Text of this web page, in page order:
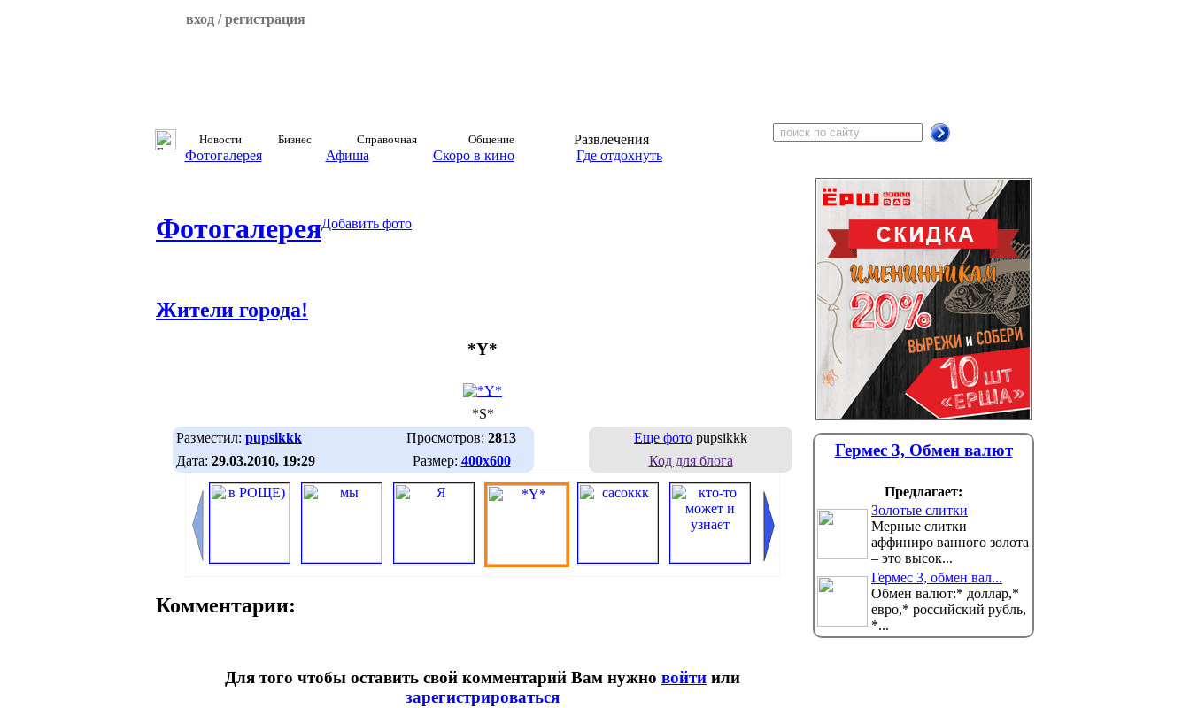
вход / регистрация
Новости Бизнес Справочная Общение
Развлечения
Фотогалерея
Афиша Скоро в кино Где отдохнуть
ФотогалереяДобавить фото
Жители города!
*Y*
*S*
Разместил: pupsikkk Просмотров: 2813
Дата: 29.03.2010, 19:29 Размер: 400х600
Еще фото pupsikkk
Код для блога
Комментарии:
Для того чтобы оставить свой комментарий Вам нужно войти или
зарегистрироваться
Гермес 3, Обмен валют
Предлагает:
Золотые слитки
Мерные слитки
аффиниро ванного золота
– это высок...
Гермес 3, обмен вал...
Обмен валют:* доллар,*
евро,* российский рубль,
*...